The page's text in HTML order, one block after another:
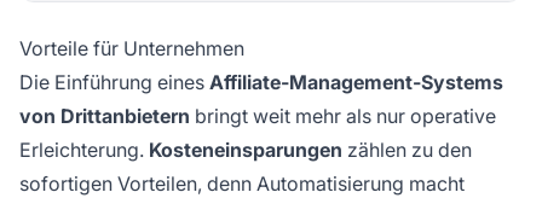
Vorteile für Unternehmen
Die Einführung eines Affiliate-Management-Systems
von Drittanbietern bringt weit mehr als nur operative
Erleichterung. Kosteneinsparungen zählen zu den
sofortigen Vorteilen, denn Automatisierung macht